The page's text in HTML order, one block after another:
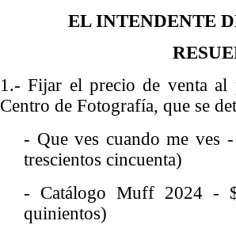
EL INTENDENTE
1.- Fijar el precio de venta al
Centro de Fotografía, que se
- Que ves cuando me ves
trescientos cincuenta)
- Catálogo Muff 2024 -
quinientos)